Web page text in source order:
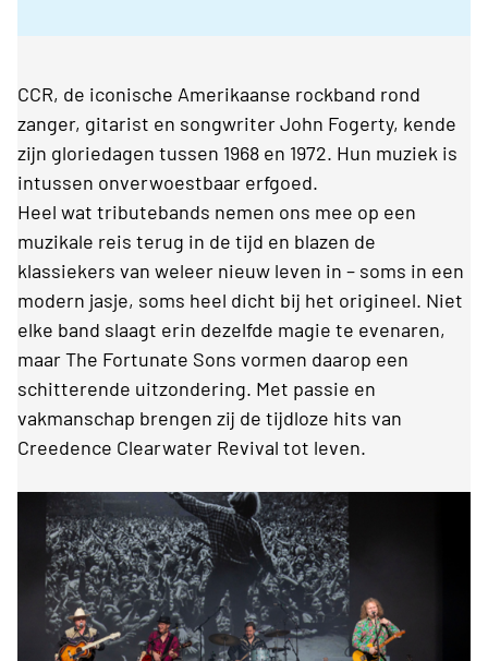
CCR, de iconische Amerikaanse rockband rond
zanger, gitarist en songwriter John Fogerty, kende
zijn gloriedagen tussen 1968 en 1972. Hun muziek is
intussen onverwoestbaar erfgoed.
Heel wat tributebands nemen ons mee op een
muzikale reis terug in de tijd en blazen de
klassiekers van weleer nieuw leven in – soms in een
modern jasje, soms heel dicht bij het origineel. Niet
elke band slaagt erin dezelfde magie te evenaren,
maar The Fortunate Sons vormen daarop een
schitterende uitzondering. Met passie en
vakmanschap brengen zij de tijdloze hits van
Creedence Clearwater Revival tot leven.